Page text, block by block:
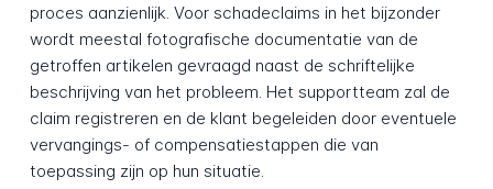
proces aanzienlijk. Voor schadeclaims in het bijzonder
wordt meestal fotografische documentatie van de
getroffen artikelen gevraagd naast de schriftelijke
beschrijving van het probleem. Het supportteam zal de
claim registreren en de klant begeleiden door eventuele
vervangings- of compensatiestappen die van
toepassing zijn op hun situatie.